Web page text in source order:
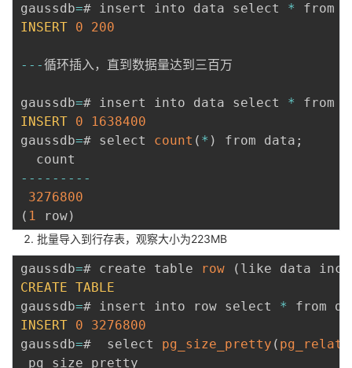
gaussdb=# insert into data select *
from
INSERT 0 200
-- -循环插入，直到数据量达到三百万
gaussdb=# insert into data select *
from
INSERT 0
1638400
gaussdb=# select count ( * ) from data ;
-- -- -- -- -
3276800
( 1 row)
批量导入到行存表，观察大小为223MB
gaussdb=# create table row ( like data
CREATE TABLE
gaussdb=# insert into row select *
from
INSERT 0
3276800
gaussdb=#  select pg_size_pretty (